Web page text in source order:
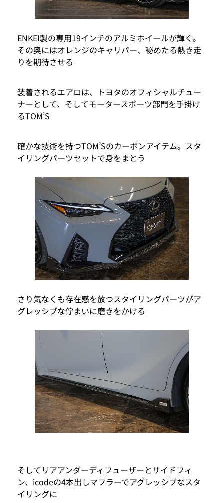
ENKEI製の専用19インチのアルミホイールが輝く。
その奥にはオレンジのキャリパー、秘めたる熱き走
りを期待させる
装着されるエアロは、トヨタのオフィシャルチュー
ナーとして、そしてモータースポーツ部門を手掛け
るTOM’S
確かな技術を持つTOM’Sのカーボンアイテム。スタ
イリングパーツセットで身をまとう
さり気なくも存在感を放つスタイリングパーツがア
グレッシブな佇まいに磨きをかける
そしてリアアンダーディフューザーとサイドフィ
ン、icodeの4本出しマフラーでアグレッシブなスタ
イリングに